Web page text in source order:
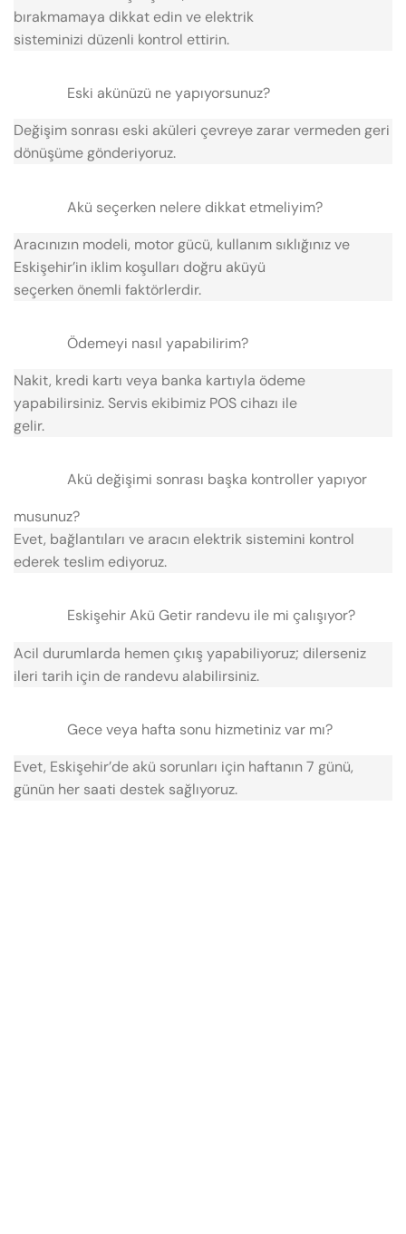
bırakmamaya dikkat edin ve elektrik
sisteminizi düzenli kontrol ettirin.
Eski akünüzü ne yapıyorsunuz?
Değişim sonrası eski aküleri çevreye zarar vermeden geri
dönüşüme gönderiyoruz.
Akü seçerken nelere dikkat etmeliyim?
Aracınızın modeli, motor gücü, kullanım sıklığınız ve
Eskişehir’in iklim koşulları doğru aküyü
seçerken önemli faktörlerdir.
Ödemeyi nasıl yapabilirim?
Nakit, kredi kartı veya banka kartıyla ödeme
yapabilirsiniz. Servis ekibimiz POS cihazı ile
gelir.
Akü değişimi sonrası başka kontroller yapıyor
musunuz?
Evet, bağlantıları ve aracın elektrik sistemini kontrol
ederek teslim ediyoruz.
Eskişehir Akü Getir randevu ile mi çalışıyor?
Acil durumlarda hemen çıkış yapabiliyoruz; dilerseniz
ileri tarih için de randevu alabilirsiniz.
Gece veya hafta sonu hizmetiniz var mı?
Evet, Eskişehir’de akü sorunları için haftanın 7 günü,
günün her saati destek sağlıyoruz.